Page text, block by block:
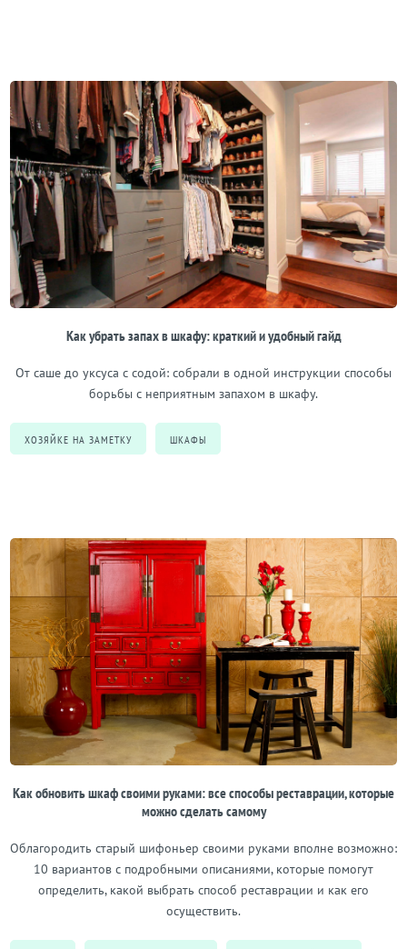
Как убрать запах в шкафу: краткий и удобный гайд
От саше до уксуса с содой: собрали в одной инструкции способы
борьбы с неприятным запахом в шкафу.
ХОЗЯЙКЕ НА ЗАМЕТКУ ШКАФЫ
Как обновить шкаф своими руками: все способы реставрации, которые
можно сделать самому
Облагородить старый шифоньер своими руками вполне возможно:
10 вариантов с подробными описаниями, которые помогут
определить, какой выбрать способ реставрации и как его
осуществить.